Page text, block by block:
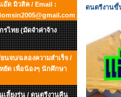
อ๊ด มิวสิค / Email :
ไทย (มัดจำค่าจ้าง
นจบ/ฉลองความสำเร็จ /
ยัด เพื่อน้องๆ นักศึกษา
เลี้ยงรุ่น / ดนตรีงานคืน
ดนตรีงานขึ้